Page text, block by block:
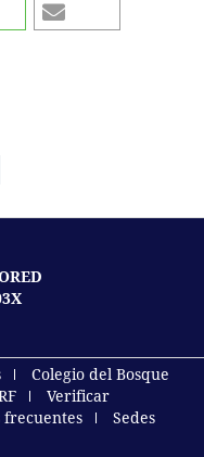
Colegio del Bosque
Verificar
frecuentes Sedes